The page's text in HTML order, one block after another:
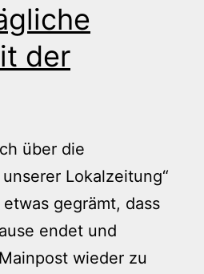
der
über die
Lokalzeitung“
gegrämt, dass
endet und
wieder zu